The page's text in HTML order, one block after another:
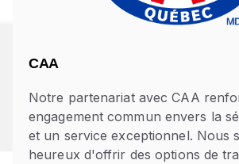
CAA
Notre partenariat avec CAA
engagement commun envers la
et un service exceptionnel. Nous
heureux d'offrir des options de